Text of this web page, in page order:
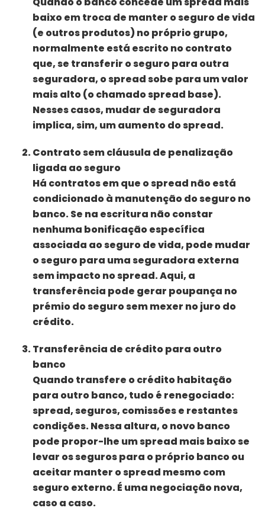
baixo em troca de manter o seguro de vida
(e outros produtos) no próprio grupo,
normalmente está escrito no contrato
que, se transferir o seguro para outra
seguradora, o spread sobe para um valor
mais alto (o chamado spread base).
Nesses casos, mudar de seguradora
implica, sim, um aumento do spread.
Contrato sem cláusula de penalização
ligada ao seguro
Há contratos em que o spread não está
condicionado à manutenção do seguro no
banco. Se na escritura não constar
nenhuma bonificação específica
associada ao seguro de vida, pode mudar
o seguro para uma seguradora externa
sem impacto no spread. Aqui, a
transferência pode gerar poupança no
prémio do seguro sem mexer no juro do
crédito.
Transferência de crédito para outro
banco
Quando transfere o crédito habitação
para outro banco, tudo é renegociado:
spread, seguros, comissões e restantes
condições. Nessa altura, o novo banco
pode propor-lhe um spread mais baixo se
levar os seguros para o próprio banco ou
aceitar manter o spread mesmo com
seguro externo. É uma negociação nova,
caso a caso.